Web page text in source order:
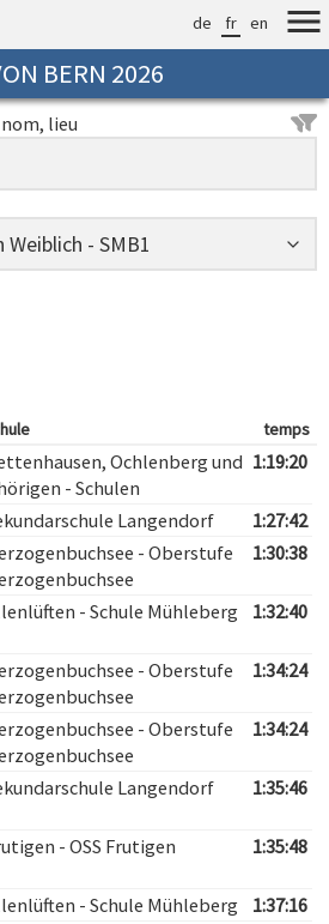
de fr en
BERN 2026
lieu
temps
Ochlenberg und
- Schulen
1:19:20
Langendorf
1:27:42
- Oberstufe
1:30:38
- Schule Mühleberg 1:32:40
- Oberstufe
1:34:24
- Oberstufe
1:34:24
Langendorf 1:35:46
- OSS Frutigen 1:35:48
- Schule Mühleberg
1:37:16